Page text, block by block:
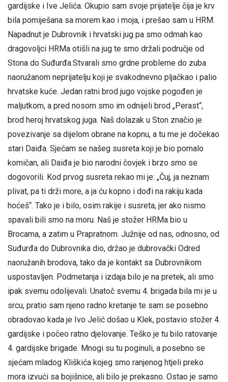
gardijske i Ive Jelića. Okupio sam svoje prijatelje čija je krv
bila pomiješana sa morem kao i moja, i prešao sam u HRM.
Napadnut je Dubrovnik i hrvatski jug pa smo odmah kao
dragovoljci HRMa otišli na jug te smo držali područje od
Stona do Suđurđa.Stvarali smo grdne probleme do zuba
naoružanom neprijatelju koji je svakodnevno pljačkao i palio
hrvatske kuće. Jedan ratni brod jugo vojske pogođen je
maljutkom, a pred nosom smo im odnijeli brod „Perast“,
brod heroj hrvatskog juga. Naš dolazak u Ston značio je
povezivanje sa dijelom obrane na kopnu, a tu me je dočekao
stari Daiđa. Sjećam se našeg susreta koji je bio pomalo
komičan, ali Daiđa je bio narodni čovjek i brzo smo se
dogovorili. Kod prvog susreta rekao mi je: „Čuj, ja neznam
plivat, pa ti drži more, a ja ću kopno i dođi na rakiju kada
hoćeš“. Tako je i bilo, osim rakije i susreta, jer ako nismo
spavali bili smo na moru. Naš je stožer HRMa bio u
Brocama, a zatim u Prapratnom. Južnije od nas, odnosno, od
Suđurđa do Dubrovnika dio, držao je dubrovački Odred
naoružanih brodova, tako da je kontakt sa Dubrovnikom
uspostavljen. Podmetanja i izdaja bilo je na pretek, ali smo
ipak svemu odolijevali. Unatoč svemu 4. brigada bila mi je u
srcu, pratio sam njeno radno kretanje te sam se posebno
obradovao kada je Ivo Jelić došao u Klek, postavio stožer 4.
gardijske i počeo ratno djelovanje. Teško je tu bilo ratovanje
4. gardijske brigade. Mnogi su tu poginuli, a posebno se
sjećam mladog Kliškića kojeg smo ranjenog htjeli preko
mora izvući sa bojišnice, ali bilo je prekasno. Ostao je samo